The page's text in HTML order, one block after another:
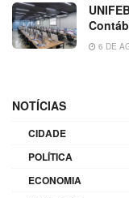
6 DE
NOTÍCIAS
CIDADE
POLÍTICA
ECONOMIA